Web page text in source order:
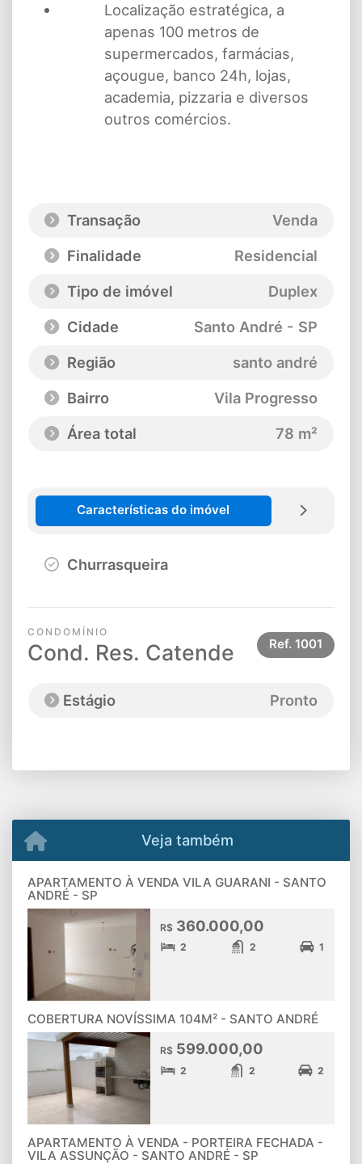
Localização estratégica, a
apenas 100 metros de
supermercados, farmácias,
açougue, banco 24h, lojas,
academia, pizzaria e diversos
outros comércios.
Transação
Venda
Finalidade
Residencial
Tipo de imóvel
Duplex
Cidade
Santo André - SP
Região
santo andré
Bairro
Vila Progresso
Área total
78 m²
Características do imóvel
Churrasqueira
CONDOMÍNIO
Cond. Res. Catende Ref. 1001
Estágio Pronto
Veja também
APARTAMENTO À VENDA VILA GUARANI - SANTO
ANDRÉ - SP
R$ 360.000,00
2 2 1
COBERTURA NOVÍSSIMA 104M² - SANTO ANDRÉ
R$ 599.000,00
2 2 2
APARTAMENTO À VENDA - PORTEIRA FECHADA -
VILA ASSUNÇÃO - SANTO ANDRÉ - SP